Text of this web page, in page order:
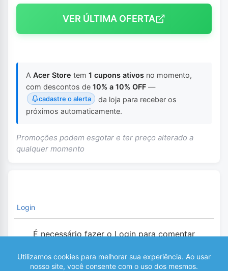
VER ÚLTIMA OFERTA
A Acer Store tem 1 cupons ativos no momento,
com descontos de 10% a 10% OFF —
cadastre o alerta
da loja para receber os
próximos automaticamente.
Promoções podem esgotar e ter preço alterado a
qualquer momento
Login
É necessário fazer o Login para comentar
0 COMENTÁRIOS